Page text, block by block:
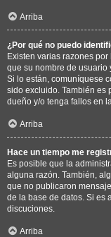
Arriba
¿Por qué no puedo
Existen varias razones
que su nombre de usuario
Si lo están, comuníquese
sido excluido. También es
dueño y/o tenga fallos en
Arriba
Hace un tiempo me
Es posible que la
alguna razón. También,
que no publicaron
de la base de datos. Si es
discuciones.
Arriba